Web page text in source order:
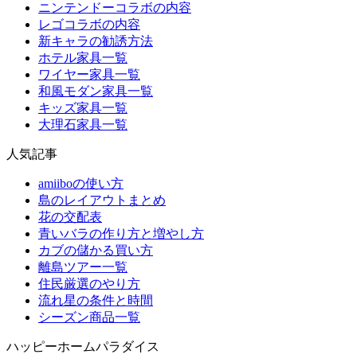
ニンテンドーコラボの内容
レゴコラボの内容
新キャラの勧誘方法
ホテル家具一覧
ワイヤー家具一覧
和風モダン家具一覧
キッズ家具一覧
大理石家具一覧
人気記事
amiiboの使い方
島のレイアウトまとめ
花の交配表
青いバラの作り方と増やし方
カブの儲かる買い方
離島ツアー一覧
住民厳選のやり方
流れ星の条件と時間
シーズン商品一覧
ハッピーホームパラダイス